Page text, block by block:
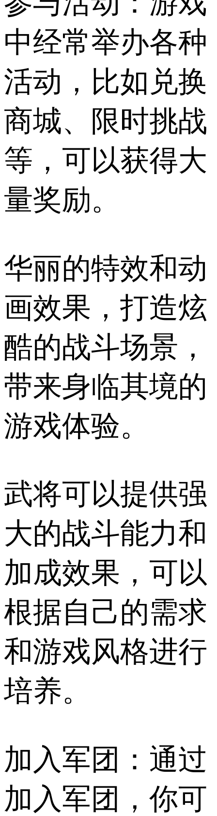
中经常举办各种
活动，比如兑换
商城、限时挑战
等，可以获得大
量奖励。
华丽的特效和动
画效果，打造炫
酷的战斗场景，
带来身临其境的
游戏体验。
武将可以提供强
大的战斗能力和
加成效果，可以
根据自己的需求
和游戏风格进行
培养。
加入军团：通过
加入军团，你可